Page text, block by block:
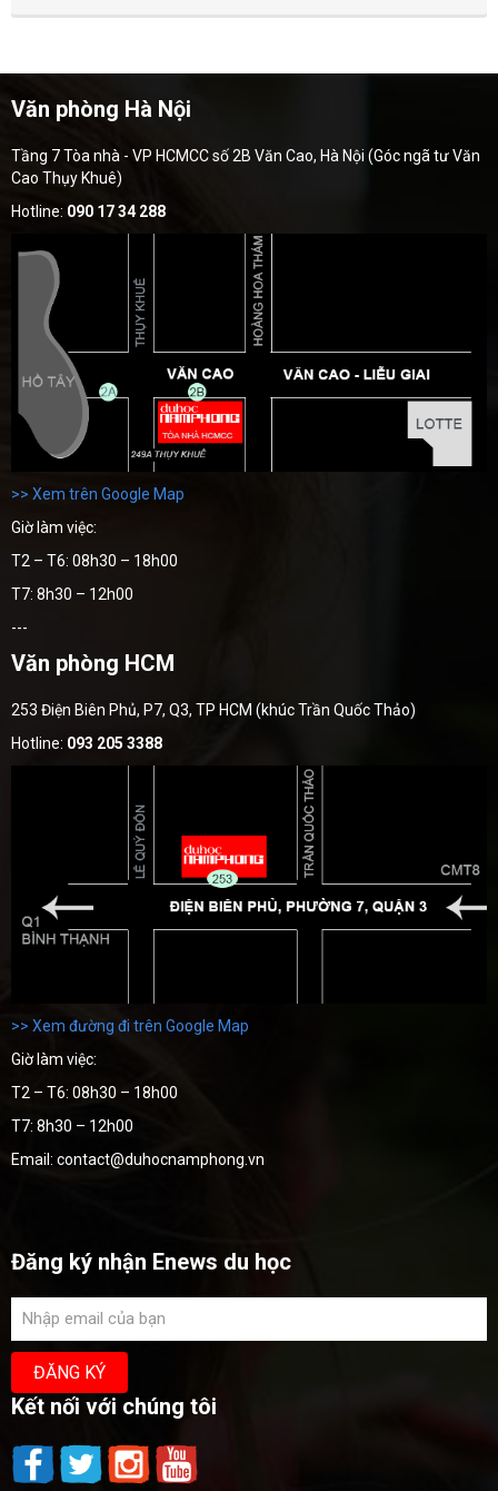
Văn phòng Hà Nội
Tầng 7 Tòa nhà - VP HCMCC số 2B Văn Cao, Hà Nội (Góc ngã tư Văn
Cao Thụy Khuê)
Hotline: 090 17 34 288
>> Xem trên Google Map
Giờ làm việc:
T2 – T6: 08h30 – 18h00
T7: 8h30 – 12h00
---
Văn phòng HCM
253 Điện Biên Phủ, P7, Q3, TP HCM (khúc Trần Quốc Thảo)
Hotline: 093 205 3388
>> Xem đường đi trên Google Map
Giờ làm việc:
T2 – T6: 08h30 – 18h00
T7: 8h30 – 12h00
Email: contact@duhocnamphong.vn
Đăng ký nhận Enews du học
Kết nối với chúng tôi